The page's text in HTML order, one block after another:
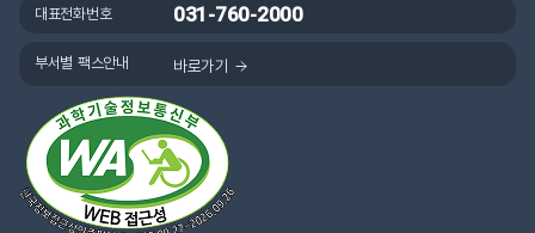
대표전화번호 031-760-2000
부서별 팩스안내 바로가기